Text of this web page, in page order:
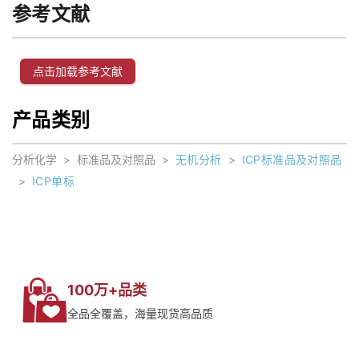
参考文献
点击加载参考文献
产品类别
分析化学 > 标准品及对照品 > 无机分析 > ICP标准品及对照品
> ICP单标
100万+品类
全品全覆盖，海量现货高品质